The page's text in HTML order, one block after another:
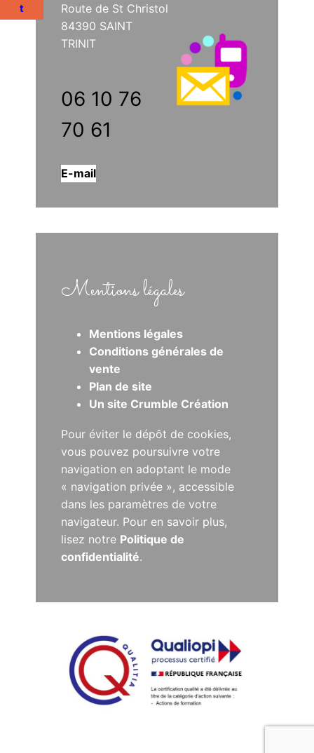
t
Route de St Christol
84390 SAINT
TRINIT
06 10 76
70 61
E-mail
Mentions légales
Mentions légales
Conditions générales de
vente
Plan de site
Un site Crumble Création
Pour éviter le dépôt de cookies,
vous pouvez poursuivre votre
navigation en adoptant le mode
« navigation privée », accessible
dans les paramètres de votre
navigateur. Pour en savoir plus,
lisez notre Politique de
confidentialité.